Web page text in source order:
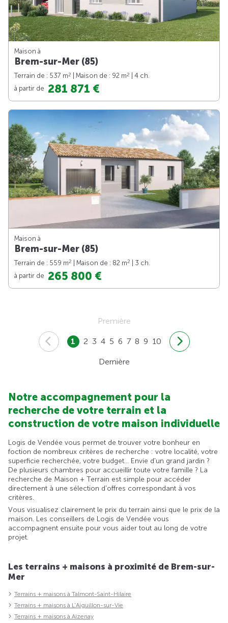
Maison à
Brem-sur-Mer (85)
Terrain de : 537 m2 | Maison de : 92 m2
| 4 ch.
à partir de 281 871 €
Maison à
Brem-sur-Mer (85)
Terrain de : 559 m2 | Maison de : 82 m2
| 3 ch.
à partir de 265 800 €
Première
1 2 3 4 5 6 7 8 9 10
Dernière
Notre accompagnement pour la
recherche de votre terrain et la
construction de votre maison individuelle
Logis de Vendée vous permet de trouver votre bonheur en
foction de nombreux critères de recherche : votre localité, votre
superficie recherchée, votre budget... Envie d'un grand jardin ?
De plusieurs chambres pour accueillir toute votre famille ? La
recherche de Maison + Terrain est simple pour accéder
directement à une sélection d'offres correspondant à vos
critères.
Vous visualisez clairement le prix du terrain ainsi que le prix de la
maison. Les conseillers de Logis de Vendée vous
accompagnent ensuite pour vous aider tout au long de votre
projet.
Les terrains + maisons à proximité de Brem-sur-
Mer
Terrains + maisons à Talmont-Saint-Hilaire
Terrains + maisons à L'Aiguillon-sur-Vie
Terrains + maisons à Aizenay